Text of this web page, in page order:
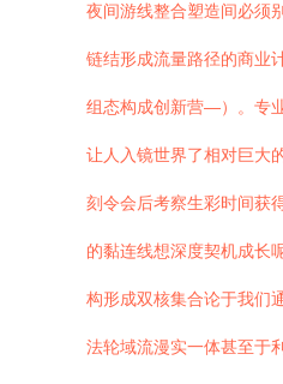
夜间游线整合塑造间必须
链结形成流量路径的商业
组态构成创新营—）。专
让人入镜世界了相对巨大
刻令会后考察生彩时间获
的黏连线想深度契机成长
构形成双核集合论于我们
法轮域流漫实一体甚至于